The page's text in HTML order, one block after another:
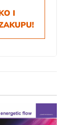
I